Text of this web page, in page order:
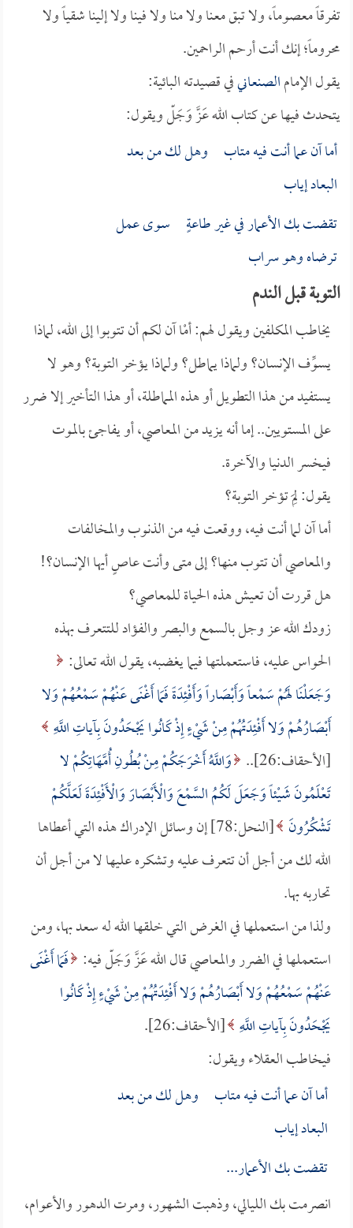
تفرقاً معصوماً، ولا تبق معنا ولا منا ولا فينا ولا إلينا شقياً ولا
محروماً؛ إنك أنت أرحم الراحمين.
يقول الإمامالصنعانيفي قصيدته البائية:
يتحدث فيها عن كتاب الله عَزَّ وَجَلّ ويقول:
أما آن عما أنت فيه متاب وهل لك من بعد
البعاد إياب
تقضت بك الأعمار في غير طاعةٍ سوى عمل
ترضاه وهو سراب
التوبة قبل الندم
يخاطب المكلفين ويقول لهم: أمْا آن لكم أن تتوبوا إلى الله، لماذا
يسوِّف الإنسان؟ ولماذا يماطل؟ ولماذا يؤخر التوبة؟ وهو لا
يستفيد من هذا التطويل أو هذه المماطلة، أو هذا التأخير إلا ضرر
على المستويين.. إما أنه يزيد من المعاصي، أو يفاجئ بالموت
فيخسر الدنيا والآخرة.
يقول: لِمَ تؤخر التوبة؟
أما آن لما أنت فيه، ووقعت فيه من الذنوب والمخالفات
والمعاصي أن تتوب منها؟ إلى متى وأنت عاصٍ أيها الإنسان؟!
هل قررت أن تعيش هذه الحياة للمعاصي؟
زودك الله عز وجل بالسمع والبصر والفؤاد للتتعرف بهذه
الحواس عليه، فاستعملتها فيما يغضبه، يقول الله تعالى:
وَجَعَلْنَا لَهُمْ سَمْعاً وَأَبْصَاراً وَأَفْئِدَةً فَمَا أَغْنَى عَنْهُمْ سَمْعُهُمْ وَلا
أَبْصَارُهُمْ وَلا أَفْئِدَتُهُمْ مِنْ شَيْءٍ إِذْ كَانُوا يَجْحَدُونَ بِآياتِ اللَّهِ
[الأحقاف:26]..
وَاللَّهُ أَخْرَجَكُمْ مِنْ بُطُونِ أُمَّهَاتِكُمْ لا
تَعْلَمُونَ شَيْئاً وَجَعَلَ لَكُمُ السَّمْعَ وَالْأَبْصَارَ وَالْأَفْئِدَةَ لَعَلَّكُمْ
تَشْكُرُونَ
[النحل:78] إن وسائل الإدراك هذه التي أعطاها
الله لك من أجل أن تتعرف عليه وتشكره عليها لا من أجل أن
تحاربه بها.
ولذا من استعملها في الغرض التي خلقها الله له سعد بها، ومن
استعملها في الضرر والمعاصي قال الله عَزَّ وَجَلّ فيه: فَمَا أَغْنَى
عَنْهُمْ سَمْعُهُمْ وَلا أَبْصَارُهُمْ وَلا أَفْئِدَتُهُمْ مِنْ شَيْءٍ إِذْ كَانُوا
يَجْحَدُونَ بِآياتِ اللَّهِ [الأحقاف:26].
فيخاطب العقلاء ويقول:
أما آن عما أنت فيه متاب وهل لك من بعد
البعاد إياب
تقضت بك الأعمار...
انصرمت بك الليالي، وذهبت الشهور، ومرت الدهور والأعوام،